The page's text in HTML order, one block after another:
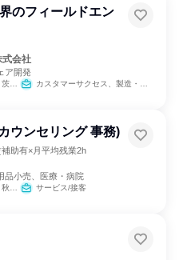
のフィールドエン
式会社
ア開発
本県、大分県 カスタマーサクセス、製造・生産工程
ウンセリング 事務)
助有×月平均残業2h
品小売、医療・病院
島県、沖縄県 サービス/接客